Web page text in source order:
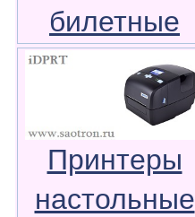
билетные
Принтеры
настольные